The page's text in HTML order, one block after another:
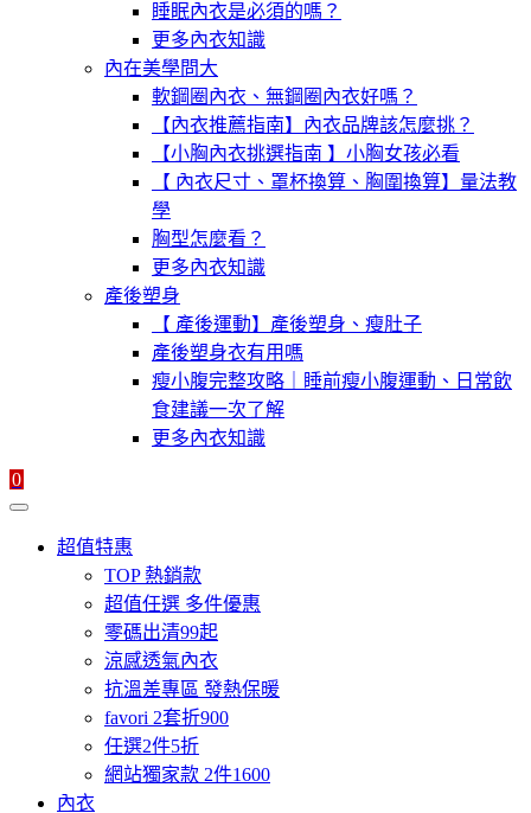
睡眠內衣是必須的嗎？
更多內衣知識
內在美學問大
軟鋼圈內衣、無鋼圈內衣好嗎？
【內衣推薦指南】內衣品牌該怎麼挑？
【小胸內衣挑選指南 】小胸女孩必看
【 內衣尺寸、罩杯換算、胸圍換算】量法教
學
胸型怎麼看？
更多內衣知識
產後塑身
【 產後運動】產後塑身、瘦肚子
產後塑身衣有用嗎
瘦小腹完整攻略｜睡前瘦小腹運動、日常飲
食建議一次了解
更多內衣知識
0
超值特惠
TOP 熱銷款
超值任選 多件優惠
零碼出清99起
涼感透氣內衣
抗溫差專區 發熱保暖
favori 2套折900
任選2件5折
網站獨家款 2件1600
內衣